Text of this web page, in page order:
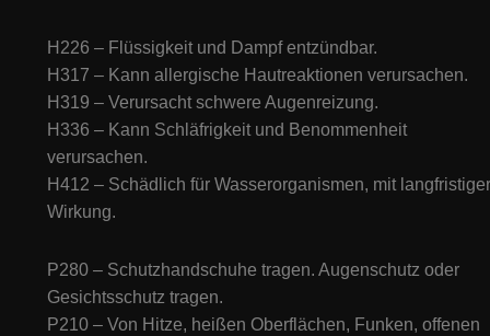
H226 – Flüssigkeit und Dampf entzündbar.
H317 – Kann allergische Hautreaktionen verursachen.
H319 – Verursacht schwere Augenreizung.
H336 – Kann Schläfrigkeit und Benommenheit
verursachen.
H412 – Schädlich für Wasserorganismen, mit langfristiger
Wirkung.
P280 – Schutzhandschuhe tragen. Augenschutz oder
Gesichtsschutz tragen.
P210 – Von Hitze, heißen Oberflächen, Funken, offenen